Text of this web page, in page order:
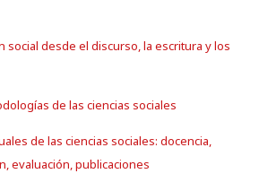
social desde el discurso, la escritura y los
de las ciencias sociales
de las ciencias sociales: docencia,
evaluación, publicaciones